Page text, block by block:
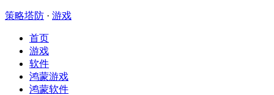
策略塔防 · 游戏
首页
游戏
软件
鸿蒙游戏
鸿蒙软件